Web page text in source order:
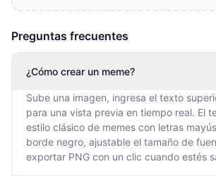
Preguntas frecuentes
¿Cómo crear un meme?
Sube una imagen, ingresa el texto
para una vista previa en tiempo real. El
estilo clásico de memes con letras
borde negro, ajustable el tamaño de
exportar PNG con un clic cuando estés